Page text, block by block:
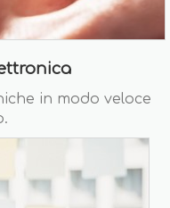
in modo veloce